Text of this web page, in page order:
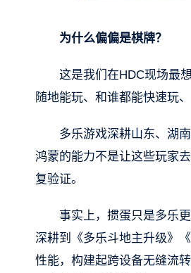
为什么偏偏是棋牌？
这是我们在HDC现场最
随地能玩、和谁都能快速玩
多乐游戏深耕山东、湖
鸿蒙的能力不是让这些玩家
复验证。
事实上，掼蛋只是多乐
深耕到《多乐斗地主升级》
性能，构建起跨设备无缝流